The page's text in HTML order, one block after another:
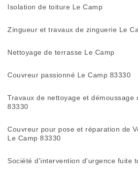
Isolation de toiture Le Camp
Zingueur et travaux de zinguerie Le
Nettoyage de terrasse Le Camp
Couvreur passionné Le Camp 83330
Travaux de nettoyage et démoussage
83330
Couvreur pour pose et réparation de
Le Camp 83330
Société d'intervention d'urgence fuite